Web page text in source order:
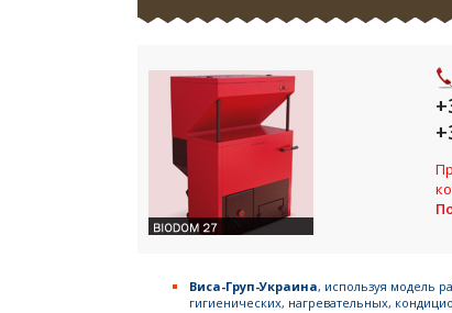
Виса-Груп-Украина, используя модель
гигиенических, нагревательных,